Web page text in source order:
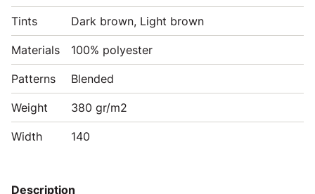
Tints Dark brown, Light brown
Materials 100% polyester
Patterns Blended
Weight 380 gr/m2
Width 140
Description